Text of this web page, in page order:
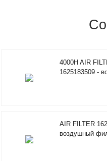
4000H AIR
1625183509 -
AIR FILTER
воздушный